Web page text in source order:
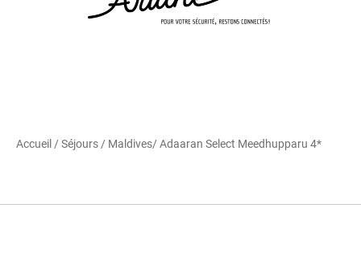
Accueil /Séjours / Maldives/ Adaaran Select Meedhupparu 4*